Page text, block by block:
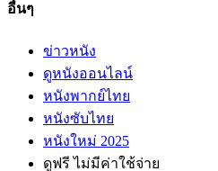
อื่นๆ
ข่าวหนัง
ดูหนังออนไลน์
หนังพากย์ไทย
หนังซับไทย
หนังใหม่ 2025
ดูฟรี ไม่มีค่าใช้จ่าย